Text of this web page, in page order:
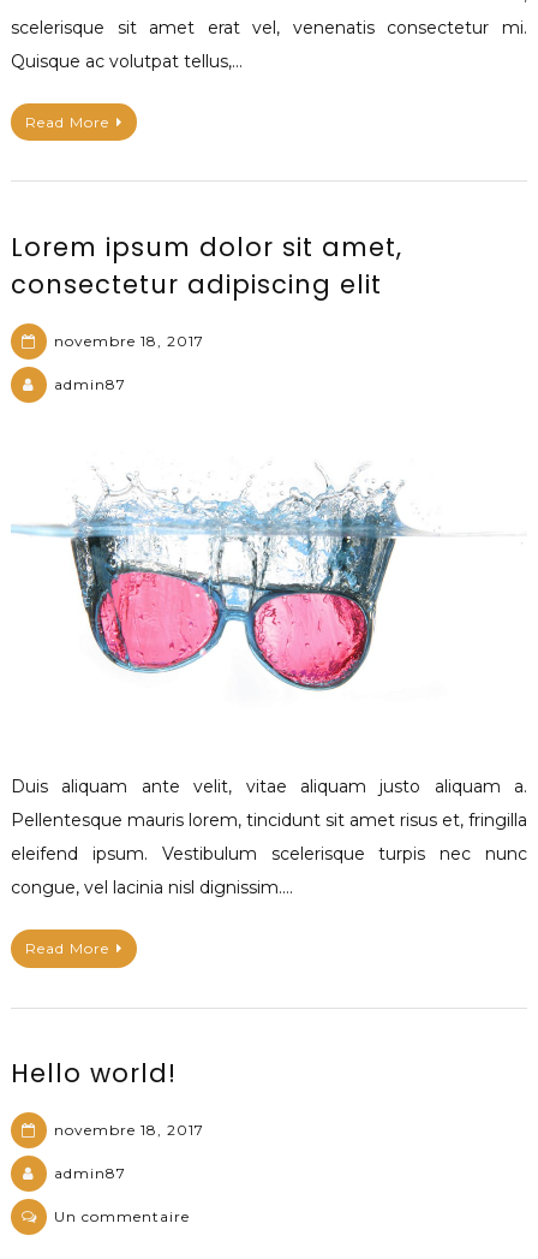
scelerisque sit amet erat vel, venenatis consectetur mi.
Quisque ac volutpat tellus,…
Read More
Lorem ipsum dolor sit amet,
consectetur adipiscing elit
novembre 18, 2017
admin87
Duis aliquam ante velit, vitae aliquam justo aliquam a.
Pellentesque mauris lorem, tincidunt sit amet risus et, fringilla
eleifend ipsum. Vestibulum scelerisque turpis nec nunc
congue, vel lacinia nisl dignissim.…
Read More
Hello world!
novembre 18, 2017
admin87
Un commentaire